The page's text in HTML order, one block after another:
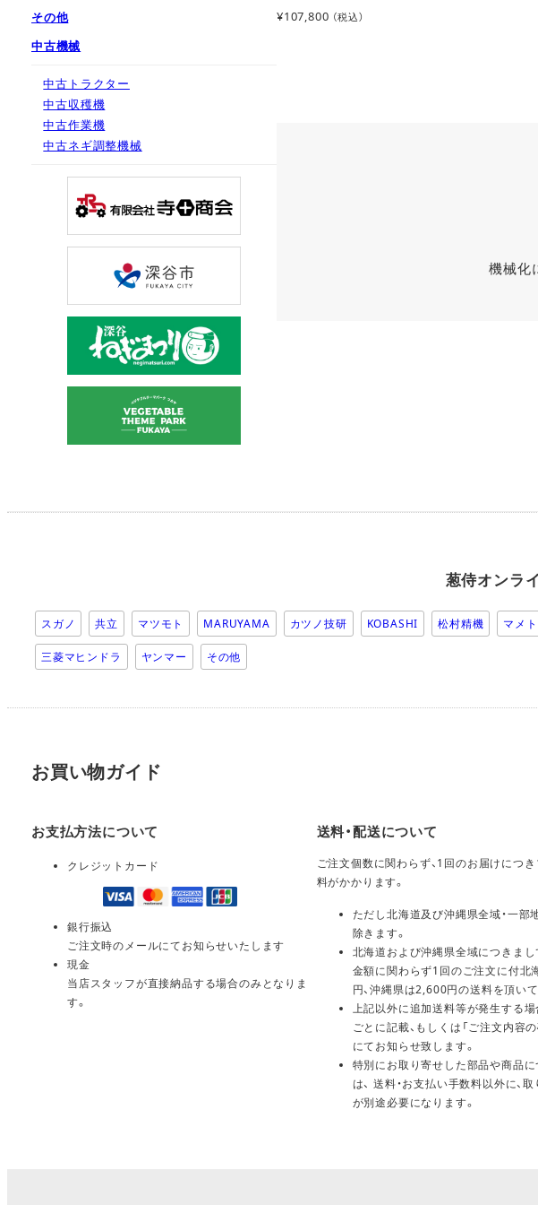
¥107,800 （税込）
機械化
その他
中古機械
中古トラクター
中古収穫機
中古作業機
中古ネギ調整機械
葱侍オンラ
スガノ 共立 マツモト MARUYAMA カツノ技研 KOBASHI 松村精機 マメ
三菱マヒンドラ ヤンマー その他
お買い物ガイド
お支払方法について
クレジットカード
銀行振込
ご注文時のメールにてお知らせいたします
現金
当店スタッフが直接納品する場合のみとなりま
す。
送料・配送について
ご注文個数に関わらず、1回のお届けにつ
料がかかります。
ただし北海道及び沖縄県全域・一部
除きます。
北海道および沖縄県全域につきまし
金額に関わらず1回のご注文に付北
円、沖縄県は2,600円の送料を頂いて
上記以外に追加送料等が発生する
ごとに記載、もしくは「ご注文内容
にてお知らせ致します。
特別にお取り寄せした部品や商品
は、 送料・お支払い手数料以外に、
が別途必要になります。